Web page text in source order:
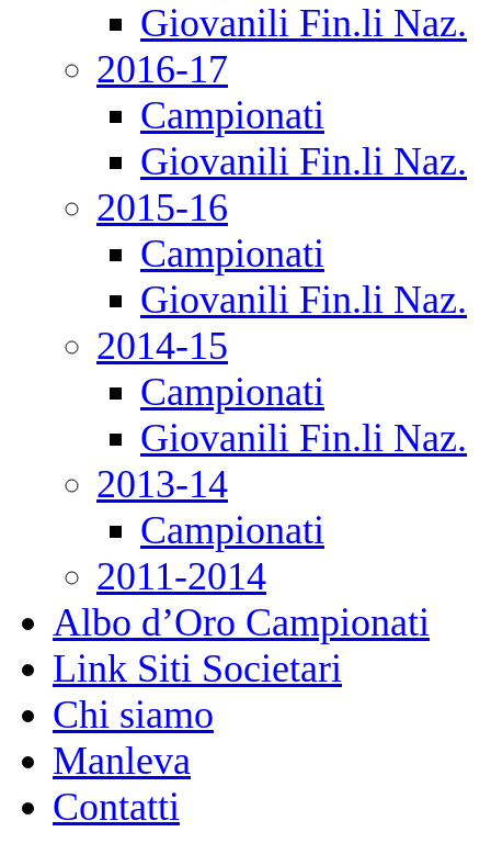
Giovanili Fin.li Naz.
2016-17
Campionati
Giovanili Fin.li Naz.
2015-16
Campionati
Giovanili Fin.li Naz.
2014-15
Campionati
Giovanili Fin.li Naz.
2013-14
Campionati
2011-2014
Albo d’Oro Campionati
Link Siti Societari
Chi siamo
Manleva
Contatti